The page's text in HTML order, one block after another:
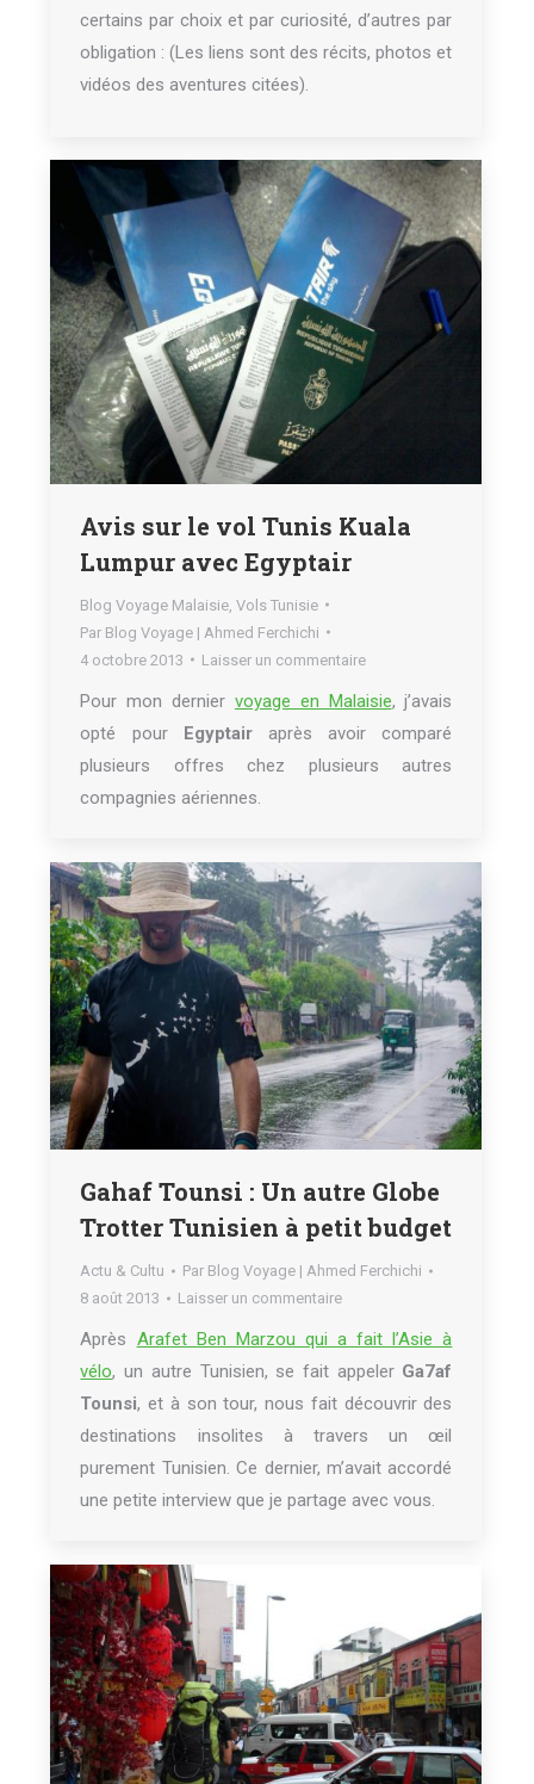
certains par choix et par curiosité, d’autres par
obligation : (Les liens sont des récits, photos et
vidéos des aventures citées).
Avis sur le vol Tunis Kuala
Lumpur avec Egyptair
Blog Voyage Malaisie ,Vols Tunisie
Par Blog Voyage | Ahmed Ferchichi
4 octobre 2013
Laisser un commentaire
Pour mon dernier voyage en Malaisie, j’avais
opté pour Egyptairaprès avoir comparé
plusieurs offres chez plusieurs autres
compagnies aériennes.
Gahaf Tounsi : Un autre Globe
Trotter Tunisien à petit budget
Actu & Cultu Par Blog Voyage | Ahmed Ferchichi
8 août 2013
Laisser un commentaire
Après Arafet Ben Marzou qui a fait l’Asie à
vélo, un autre Tunisien, se fait appeler Ga7af
Tounsi, et à son tour, nous fait découvrir des
destinations insolites à travers un œil
purement Tunisien. Ce dernier, m’avait accordé
une petite interview que je partage avec vous.